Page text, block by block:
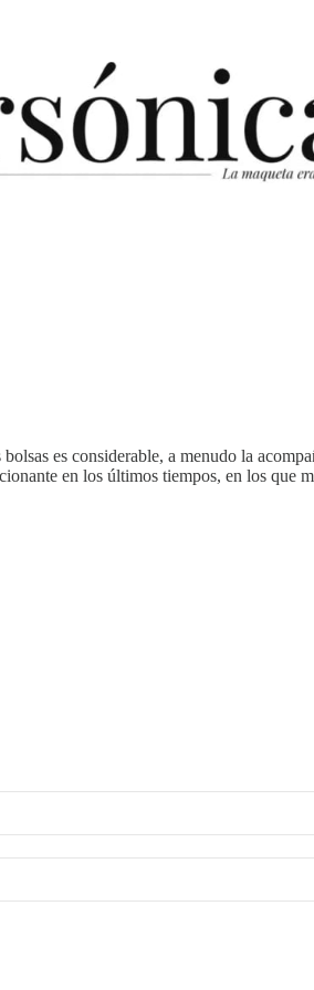
es considerable, a menudo la
en los últimos tiempos, en los que